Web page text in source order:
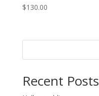
$130.00
Recent Posts